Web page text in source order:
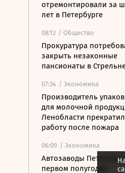
отремонтировали за
лет в Петербурге
08:12 / Общество
Прокуратура
закрыть незаконные
пансионаты в
07:34 / Экономика
Производитель
для молочной
Ленобласти прекратил
работу после пожара
06:09 / Экономика
Автозаводы
первом полугодии